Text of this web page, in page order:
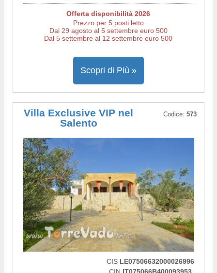
Offerta disponibilità 2026
Prezzo per 5 posti letto
Dal 29 agosto al 5 settembre euro 500
Dal 5 settembre al 12 settembre euro 500
Scopri di Più »
Villa Exclusive VIP nel
Salento
Codice: 573
CIS LE07506632000026996
CIN IT075066B400093953